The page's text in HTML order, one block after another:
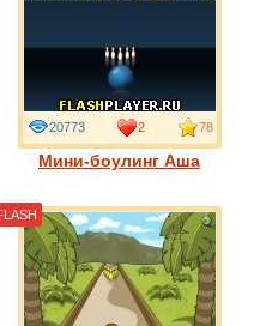
Мини-боулинг Аша
20773 2 78